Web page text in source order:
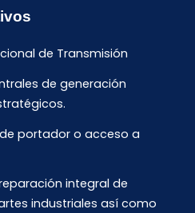
de Transmisión
de generación
portador o acceso a
integral de
industriales así como